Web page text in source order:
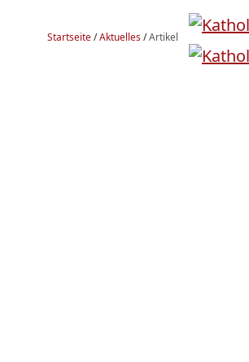
Startseite/Aktuelles/Artikel